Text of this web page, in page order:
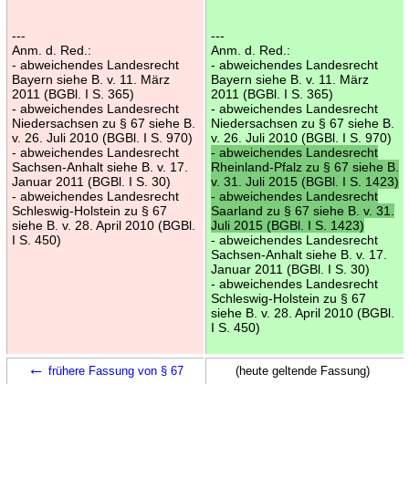
---
Anm. d. Red.:
- abweichendes Landesrecht
Bayern siehe B. v. 11. März
2011 (BGBl. I S. 365)
- abweichendes Landesrecht
Niedersachsen zu § 67 siehe B.
v. 26. Juli 2010 (BGBl. I S. 970)
- abweichendes Landesrecht
Sachsen-Anhalt siehe B. v. 17.
Januar 2011 (BGBl. I S. 30)
- abweichendes Landesrecht
Schleswig-Holstein zu § 67
siehe B. v. 28. April 2010 (BGBl.
I S. 450)
---
Anm. d. Red.:
- abweichendes Landesrecht
Bayern siehe B. v. 11. März
2011 (BGBl. I S. 365)
- abweichendes Landesrecht
Niedersachsen zu § 67 siehe B.
v. 26. Juli 2010 (BGBl. I S. 970)
- abweichendes Landesrecht
Rheinland-Pfalz zu § 67 siehe B.
v. 31. Juli 2015 (BGBl. I S. 1423)
- abweichendes Landesrecht
Saarland zu § 67 siehe B. v. 31.
Juli 2015 (BGBl. I S. 1423)
- abweichendes Landesrecht
Sachsen-Anhalt siehe B. v. 17.
Januar 2011 (BGBl. I S. 30)
- abweichendes Landesrecht
Schleswig-Holstein zu § 67
siehe B. v. 28. April 2010 (BGBl.
I S. 450)
← frühere Fassung von § 67 (heute geltende Fassung)